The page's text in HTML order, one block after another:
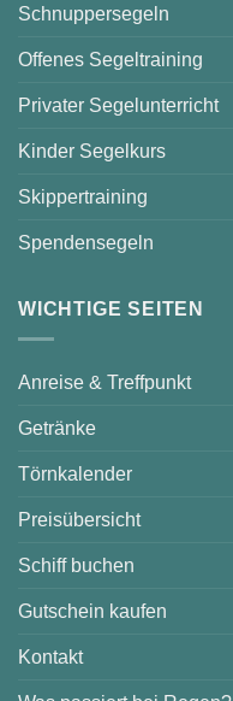
Schnuppersegeln
Offenes Segeltraining
Privater Segelunterricht
Kinder Segelkurs
Skippertraining
Spendensegeln
WICHTIGE SEITEN
Anreise & Treffpunkt
Getränke
Törnkalender
Preisübersicht
Schiff buchen
Gutschein kaufen
Kontakt